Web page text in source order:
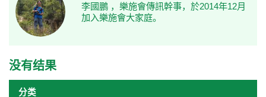
李國鵬 ，樂施會傳訊幹事，於2014年12月
加入樂施會大家庭。
没有结果
分类